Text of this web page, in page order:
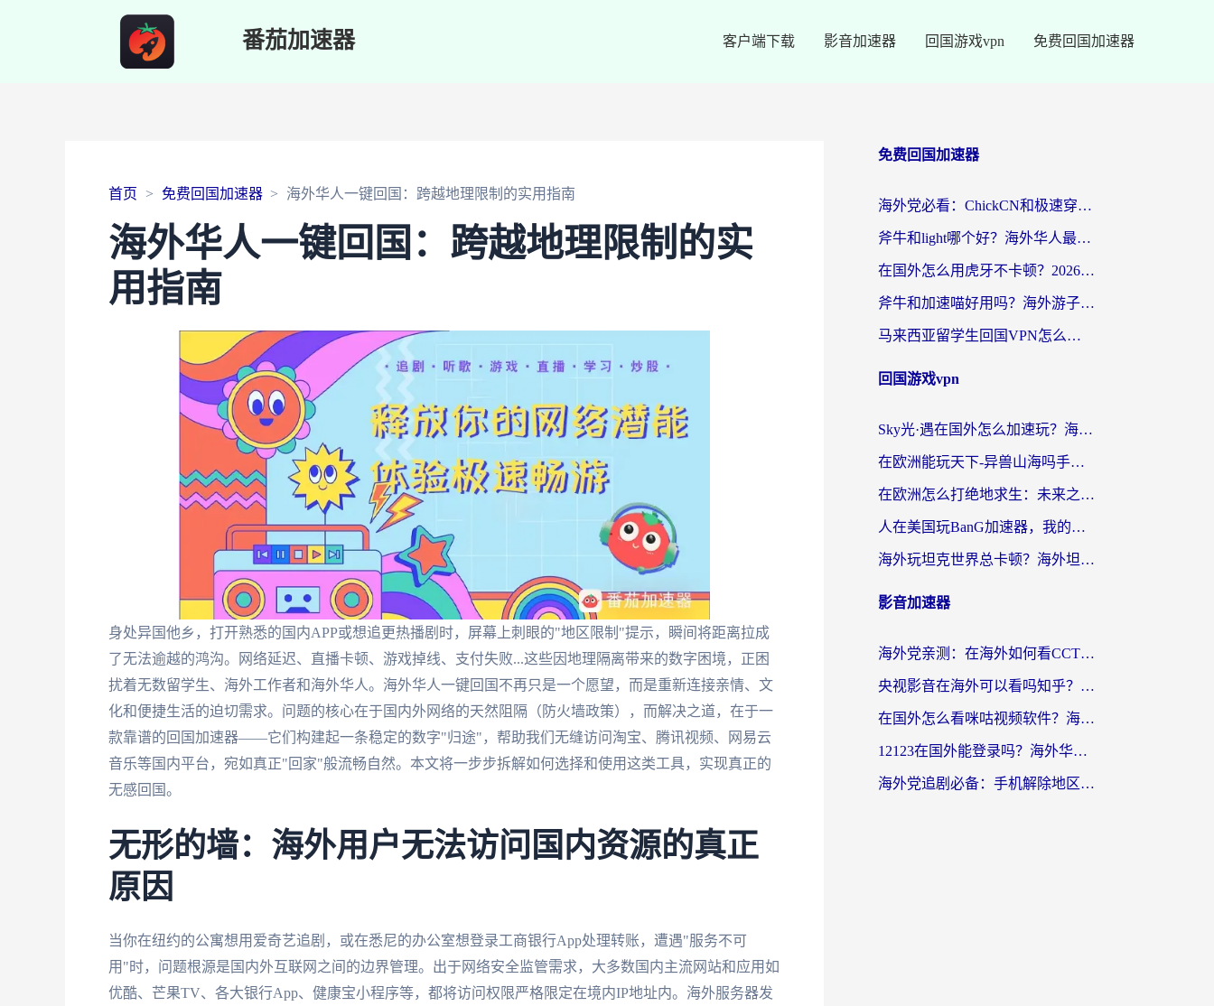
番茄加速器 客户端下载 影音加速器 回国游戏vpn 免费回国加速器
首页 免费回国加速器 海外华人一键回国：跨越地理限制的实用指南
海外华人一键回国：跨越地理限制的实
用指南
身处异国他乡，打开熟悉的国内APP或想追更热播剧时，屏幕上刺眼的"地区限制"提示，瞬间将距离拉成
了无法逾越的鸿沟。网络延迟、直播卡顿、游戏掉线、支付失败...这些因地理隔离带来的数字困境，正困
扰着无数留学生、海外工作者和海外华人。海外华人一键回国不再只是一个愿望，而是重新连接亲情、文
化和便捷生活的迫切需求。问题的核心在于国内外网络的天然阻隔（防火墙政策），而解决之道，在于一
款靠谱的回国加速器——它们构建起一条稳定的数字"归途"，帮助我们无缝访问淘宝、腾讯视频、网易云
音乐等国内平台，宛如真正"回家"般流畅自然。本文将一步步拆解如何选择和使用这类工具，实现真正的
无感回国。
无形的墙：海外用户无法访问国内资源的真正
原因
当你在纽约的公寓想用爱奇艺追剧，或在悉尼的办公室想登录工商银行App处理转账，遭遇"服务不可
用"时，问题根源是国内外互联网之间的边界管理。出于网络安全监管需求，大多数国内主流网站和应用如
优酷、芒果TV、各大银行App、健康宝小程序等，都将访问权限严格限定在境内IP地址内。海外服务器发
免费回国加速器
海外党必看：ChickCN和极速穿梭VPN好用吗？3招教你选对回国加速器无缝刷国内资源
斧牛和light哪个好？海外华人最关心的回国加速器选择难题，一篇讲透
在国外怎么用虎牙不卡顿？2026海外华人亲测有效的回国加速器选择指南
斧牛和加速喵好用吗？海外游子的真实选择困境
马来西亚留学生回国VPN怎么选？3个避坑点+1款实测好用的加速器推荐
回国游戏vpn
Sky光·遇在国外怎么加速玩？海外党亲测有效的国服游戏加速指南
在欧洲能玩天下-异兽山海吗手游？海外玩家的加速器生存指南
在欧洲怎么打绝地求生：未来之役不卡？留学生亲测的加速器避坑指南
人在美国玩BanG加速器，我的延迟终于绿了
海外玩坦克世界总卡顿？海外坦克世界加速器有哪些？实测好用的选择在这里
影音加速器
海外党亲测：在海外如何看CCTV？告别“仅限大陆播放”的实用指南
央视影音在海外可以看吗知乎？留学生亲测：3步解决地域限制+追剧自由
在国外怎么看咪咕视频软件？海外党亲测有效的回国加速方案
12123在国外能登录吗？海外华人必看的回国加速实用指南
海外党追剧必备：手机解除地区限制app怎么选？解决央视视频&国内剧地区限制全指南